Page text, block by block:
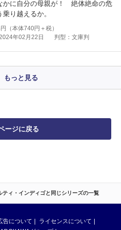
ィ・インディゴと同じシリーズの一覧
かに自分の母親が！ 絶体絶命の危
り越えるか。
円（本体740円＋税）
年02月22日
判型：文庫判
もっと見る
ージに戻る
告について
ライセンスについて